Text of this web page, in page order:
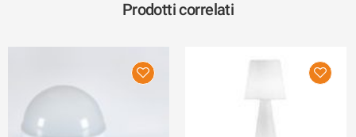
Prodotti correlati